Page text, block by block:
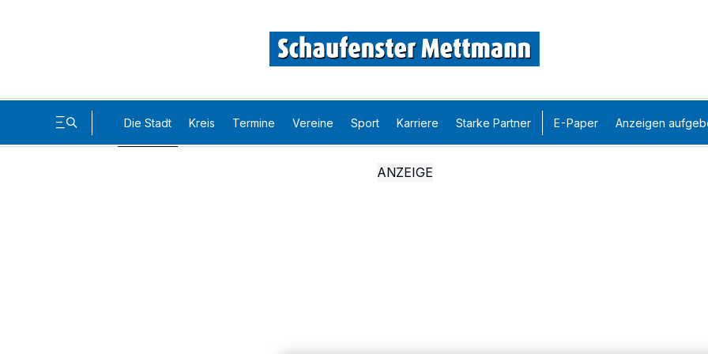
Die Stadt Kreis Termine Vereine Sport Karriere Starke Partner E-Paper Anzeigen